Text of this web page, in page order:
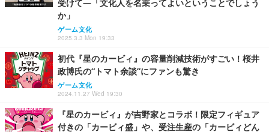
受けて―「文化人を名乗ってよいということでしょう
か」
ゲーム文化
2025.3.3 Mon 19:33
初代『星のカービィ』の容量削減技術がすごい！桜井
政博氏の“トマト余談”にファンも驚き
ゲーム文化
2024.11.27 Wed 19:30
『星のカービィ』が吉野家とコラボ！限定フィギュア
付きの「カービィ盛」や、受注生産の「カービィどん